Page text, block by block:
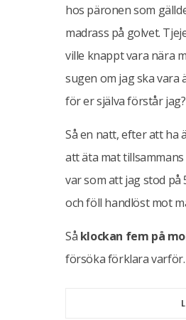
hos päronen som
madrass på golvet.
ville knappt vara nära
sugen om jag ska vara
för er själva förstår
Så en natt, efter att ha
att äta mat
var som att jag stod
och föll handlöst mot
Så klockan fem på
försöka förklara varför.